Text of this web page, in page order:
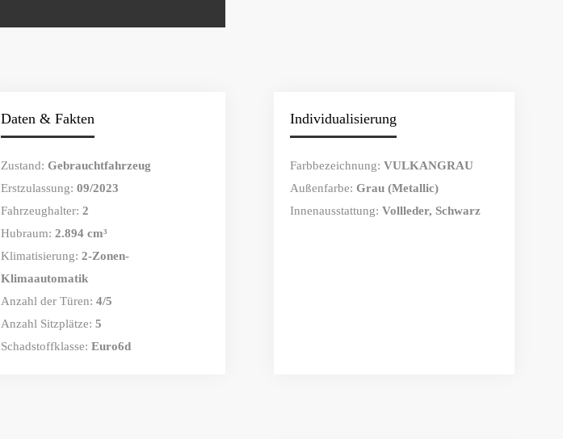
Daten & Fakten
Zustand: Gebrauchtfahrzeug
Erstzulassung: 09/2023
Fahrzeughalter: 2
Hubraum: 2.894 cm³
Klimatisierung: 2-Zonen-
Klimaautomatik
Anzahl der Türen: 4/5
Anzahl Sitzplätze: 5
Schadstoffklasse: Euro6d
Individualisierung
Farbbezeichnung: VULKANGRAU
Außenfarbe: Grau (Metallic)
Innenausstattung: Vollleder, Schwarz